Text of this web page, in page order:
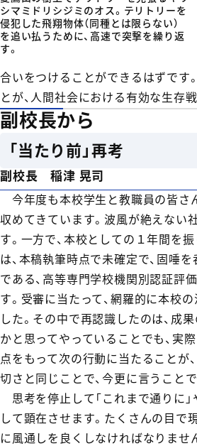
シマミドリシジミのオス。テリトリーを
侵犯した飛翔物体（同種とは限らない）
を追い払うために、高速で突撃を繰り返
す。
合いをつけることができるはずです
とが、人間社会における有効な生存
副校長から
「当たり前」再考
副校長 稲津 晃司
今年度も本校学生と教職員の皆さ
収めてきています。波風が絶えない
す。一方で、本校としての１年間を
は、本稿執筆時点で未確定で、固唾
である、高等専門学校機関別認証評
す。受審に当たって、網羅的に本校
した。その中で再認識したのは、成
かと思ってやっていることでも、実
点をもって次の行動に当たることが
切さと同じことで、今更に言うこと
思考を停止して「これまで通りに」
して顕在させます。たくさんの目で
に風通しを良くしなければなりませ